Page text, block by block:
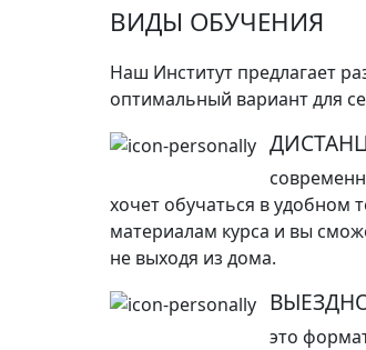
ВИДЫ ОБУЧЕНИЯ
Наш Институт предлагает
оптимальный вариант для
хочет обучаться в удобном
материалам курса и вы
не выходя из дома.
это